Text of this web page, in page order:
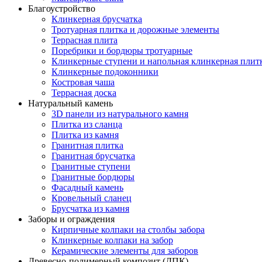
Благоустройство
Клинкерная брусчатка
Тротуарная плитка и дорожные элементы
Террасная плита
Поребрики и бордюры тротуарные
Клинкерные ступени и напольная клинкерная
Клинкерные подоконники
Костровая чаша
Террасная доска
Натуральный камень
3D панели из натурального камня
Плитка из сланца
Плитка из камня
Гранитная плитка
Гранитная брусчатка
Гранитные ступени
Гранитные бордюры
Фасадный камень
Кровельный сланец
Брусчатка из камня
Заборы и ограждения
Кирпичные колпаки на столбы забора
Клинкерные колпаки на забор
Керамические элементы для заборов